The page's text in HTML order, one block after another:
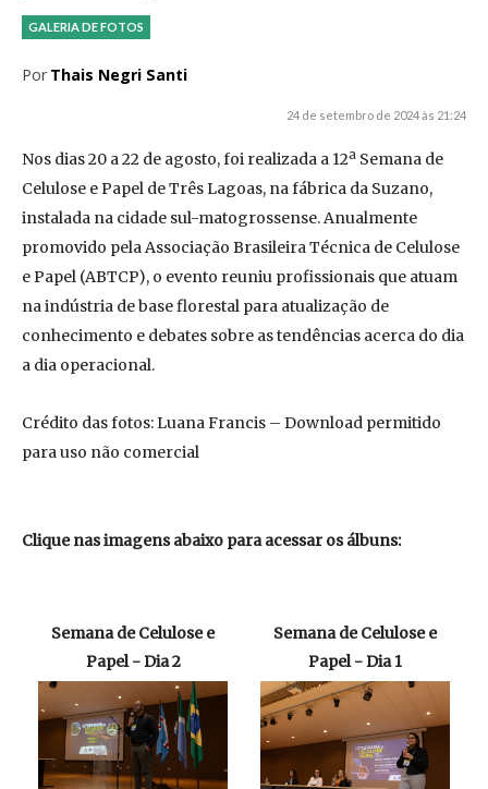
GALERIA DE FOTOS
Por Thais Negri Santi
24 de setembro de 2024 às 21:24
Nos dias 20 a 22 de agosto, foi realizada a 12ª Semana de
Celulose e Papel de Três Lagoas, na fábrica da Suzano,
instalada na cidade sul-matogrossense. Anualmente
promovido pela Associação Brasileira Técnica de Celulose
e Papel (ABTCP), o evento reuniu profissionais que atuam
na indústria de base florestal para atualização de
conhecimento e debates sobre as tendências acerca do dia
a dia operacional.
Crédito das fotos: Luana Francis – Download permitido
para uso não comercial
Clique nas imagens abaixo para acessar os álbuns:
Semana de Celulose e
Papel - Dia 2
Semana de Celulose e
Papel - Dia 1